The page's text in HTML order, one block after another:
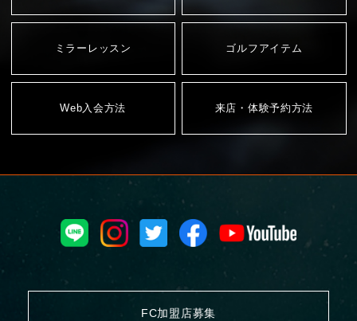
ミラーレッスン ゴルフアイテム
Web入会方法 来店・体験予約方法
FC加盟店募集